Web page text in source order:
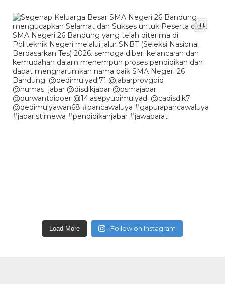
Load More Follow on Instagram